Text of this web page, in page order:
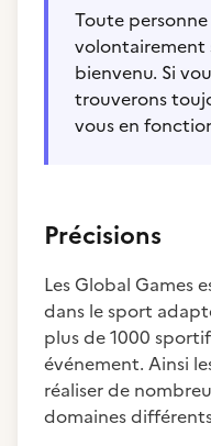
Toute
volontairement
bienvenu. Si
trouverons
vous en
Précisions
Les Global Games
dans le sport
plus de 1000
événement. Ainsi
réaliser de
domaines